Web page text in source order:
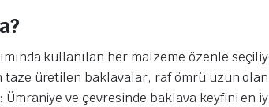
kullanılan her malzeme özenle
taze üretilen baklavalar, raf ömrü uzun
: Ümraniye ve çevresinde baklava keyfini en